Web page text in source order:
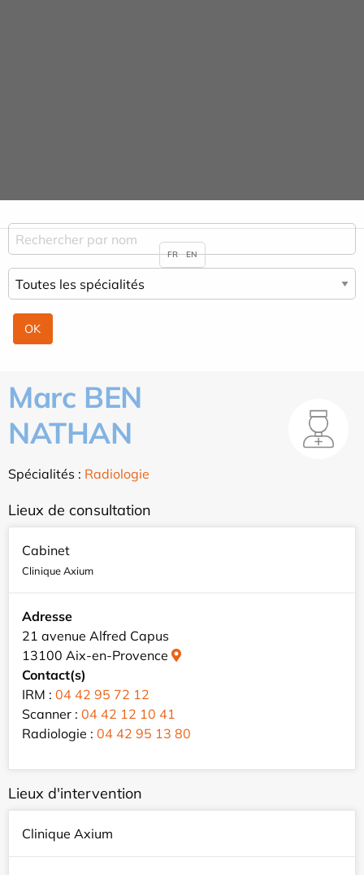
Marc BEN
NATHAN
Spécialités : Radiologie
Lieux de consultation
Cabinet
Clinique Axium
Adresse
21 avenue Alfred Capus
13100 Aix-en-Provence
Contact(s)
IRM : 04 42 95 72 12
Scanner : 04 42 12 10 41
Radiologie : 04 42 95 13 80
Lieux d'intervention
Clinique Axium
FR EN